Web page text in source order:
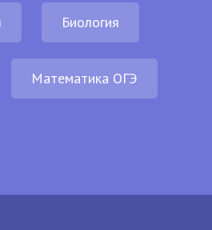
Биология
Математика ОГЭ